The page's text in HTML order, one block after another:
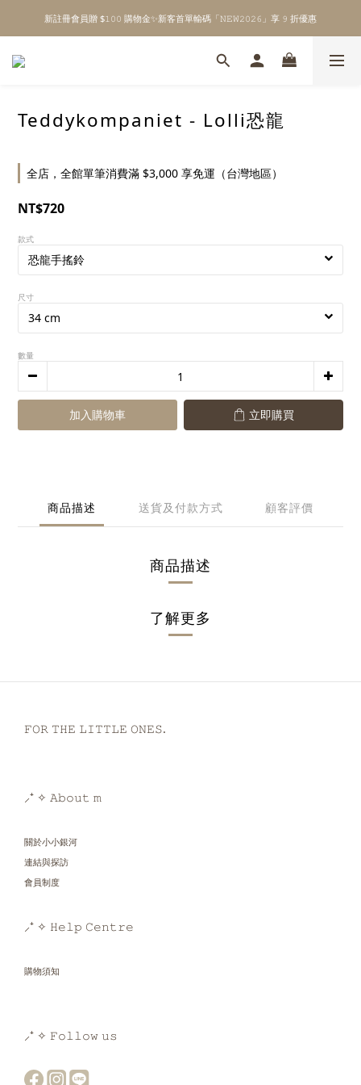
\ Welcome to 𝙻𝚒𝚝𝚝𝚕𝚎 𝙼𝚒𝚕𝚔𝚢 𝚆𝚊𝚢  ✨ For the Little Ones. /
新註冊會員贈 $𝟷𝟶𝟶 購物金✨新客首單輸碼「𝙽𝙴𝚆𝟸𝟶𝟸𝟼」享 𝟿 折優惠
全館單筆消費滿 $𝟹𝟶𝟶𝟶 即享免運 ⸝⁺ ✧ 台灣地區限定
Teddykompaniet - Lolli恐龍
全店，全館單筆消費滿 $3,000 享免運（台灣地區）
NT$720
款式
尺寸
數量
加入購物車 立即購買
商品描述 送貨及付款方式 顧客評價
商品描述
了解更多
𝙵𝙾𝚁 𝚃𝙷𝙴 𝙻𝙸𝚃𝚃𝙻𝙴 𝙾𝙽𝙴𝚂.
⸝⁺ ✧ 𝙰𝚋𝚘𝚞𝚝 𝚖
關於小小銀河
連結與探訪
會員制度
⸝⁺ ✧ 𝙷𝚎𝚕𝚙 𝙲𝚎𝚗𝚝𝚛𝚎
購物須知
⸝⁺ ✧ 𝙵𝚘𝚕𝚕𝚘𝚠 𝚞𝚜